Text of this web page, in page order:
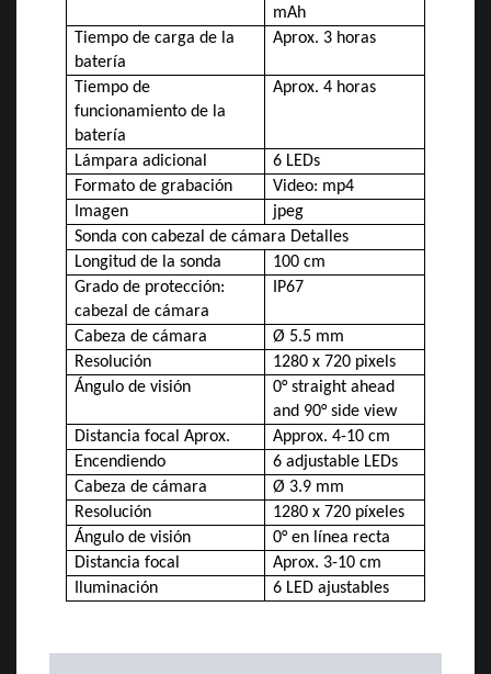
mAh
Tiempo de carga de la
batería
Aprox. 3 horas
Tiempo de
funcionamiento de la
batería
Aprox. 4 horas
Lámpara adicional
6 LEDs
Formato de grabación
Video: mp4
Imagen
jpeg
Sonda con cabezal de cámara Detalles
Longitud de la sonda
100 cm
Grado de protección:
cabezal de cámara
IP67
Cabeza de cámara
Ø 5.5 mm
Resolución
1280 x 720 pixels
Ángulo de visión
0° straight ahead
and 90° side view
Distancia focal Aprox.
Approx. 4-10 cm
Encendiendo
6 adjustable LEDs
Cabeza de cámara
Ø 3.9 mm
Resolución
1280 x 720 píxeles
Ángulo de visión
0° en línea recta
Distancia focal
Aprox. 3-10 cm
Iluminación
6 LED ajustables